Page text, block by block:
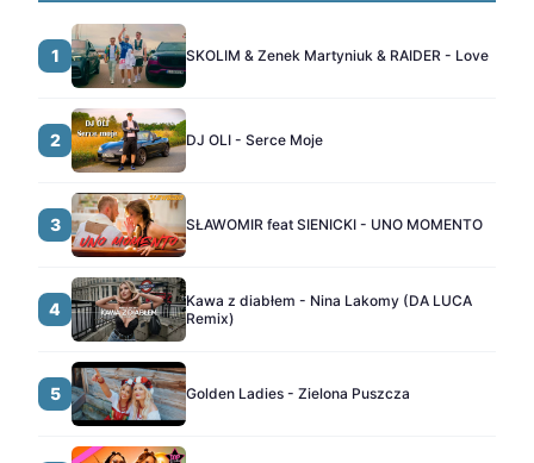
1 SKOLIM & Zenek Martyniuk & RAIDER - Love
2 DJ OLI - Serce Moje
3 SŁAWOMIR feat SIENICKI - UNO MOMENTO
4
Kawa z diabłem - Nina Lakomy (DA LUCA
Remix)
5 Golden Ladies - Zielona Puszcza